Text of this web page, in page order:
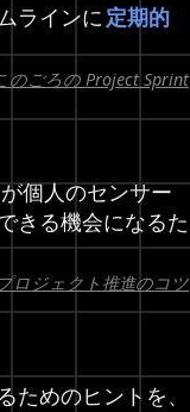
ラインに 定期的
のごろの Project Sprint
個人のセンサー
きる機会になるた
ロジェクト推進のコツ
めのヒントを、